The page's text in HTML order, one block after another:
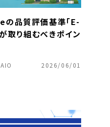
品質評価基準「E-
取り組むべきポイン
2026/06/01